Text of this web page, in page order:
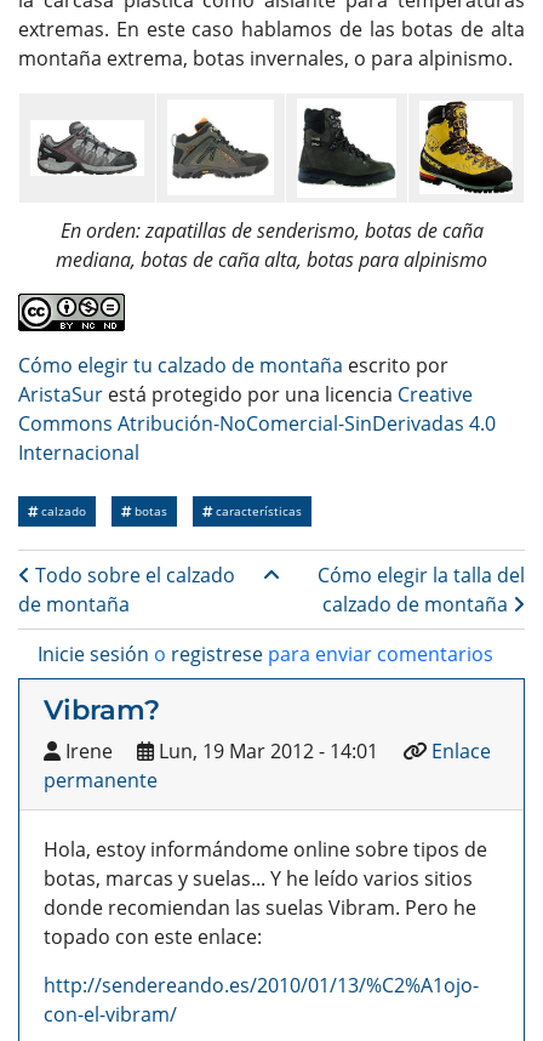
extremas. En este caso hablamos de las botas de alta
montaña extrema, botas invernales, o para alpinismo.
En orden: zapatillas de senderismo, botas de caña
mediana, botas de caña alta, botas para alpinismo
Cómo elegir tu calzado de montaña escrito por
AristaSur está protegido por una licencia Creative
Commons Atribución-NoComercial-SinDerivadas 4.0
Internacional
calzado botas características
Enlaces transversales de
Todo sobre el calzado
de montaña
Cómo elegir la talla del
calzado de montaña
Inicie sesión o registrese para enviar comentarios
Vibram?
Irene Lun, 19 Mar 2012 - 14:01
Enlace
permanente
Hola, estoy informándome online sobre tipos de
botas, marcas y suelas... Y he leído varios sitios
donde recomiendan las suelas Vibram. Pero he
topado con este enlace:
http://sendereando.es/2010/01/13/%C2%A1ojo-
con-el-vibram/